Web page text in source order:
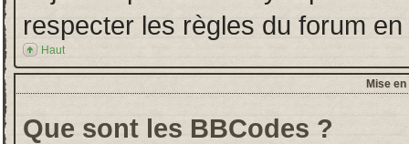
respecter les règles du forum
Haut
Mise
Que sont les BBCodes ?